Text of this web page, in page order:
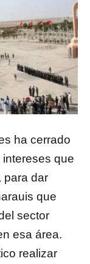
ha cerrado
que
para dar
que
sector
esa área.
realizar